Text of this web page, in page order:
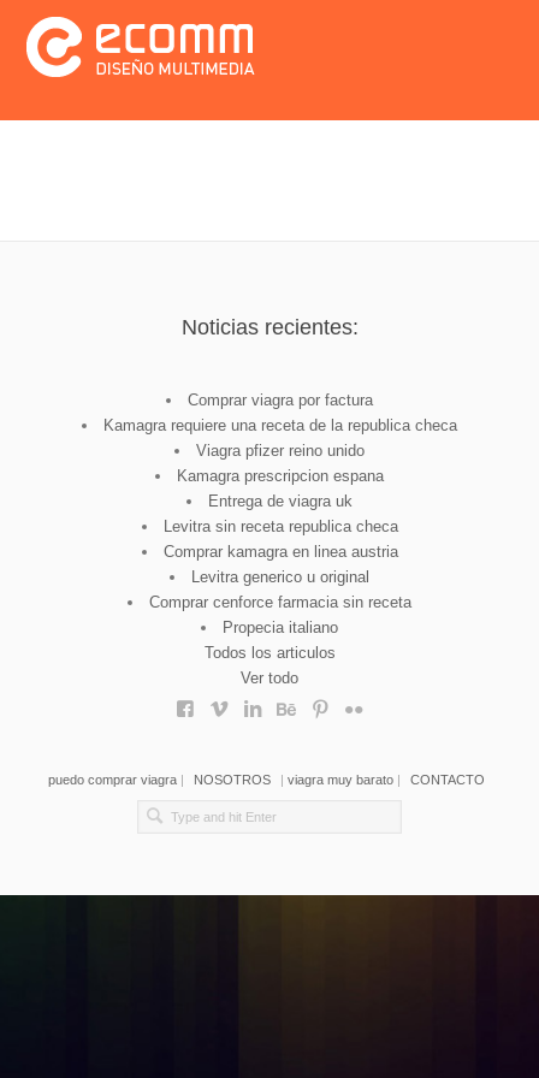
Noticias recientes:
Comprar viagra por factura
Kamagra requiere una receta de la republica checa
Viagra pfizer reino unido
Kamagra prescripcion espana
Entrega de viagra uk
Levitra sin receta republica checa
Comprar kamagra en linea austria
Levitra generico u original
Comprar cenforce farmacia sin receta
Propecia italiano
Todos los articulos
Ver todo
puedo comprar viagra | NOSOTROS | viagra muy barato | CONTACTO